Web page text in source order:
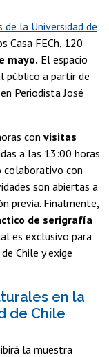
la Universidad de
Casa FECh, 120
mayo. El espacio
público a partir de
Periodista José
con visitas
a las 13:00 horas
colaborativo con
son abiertas a
previa. Finalmente,
de serigrafía
es exclusivo para
Chile y exige
en la
de Chile
la muestra